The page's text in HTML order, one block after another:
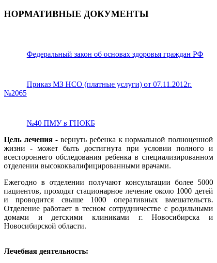
НОРМАТИВНЫЕ ДОКУМЕНТЫ
Федеральный закон об основах здоровья граждан РФ
Приказ МЗ НСО (платные услуги) от 07.11.2012г.
№2065
№40 ПМУ в ГНОКБ
Цель лечения- вернуть ребенка к нормальной полноценной
жизни - может быть достигнута при условии полного и
всестороннего обследования ребенка в специализированном
отделении высококвалифицированными врачами.
Ежегодно в отделении получают консультации более 5000
пациентов, проходят стационарное лечение около 1000 детей
и проводится свыше 1000 оперативных вмешательств.
Отделение работает в тесном сотрудничестве с родильными
домами и детскими клиниками г. Новосибирска и
Новосибирской области.
Лечебная деятельность: